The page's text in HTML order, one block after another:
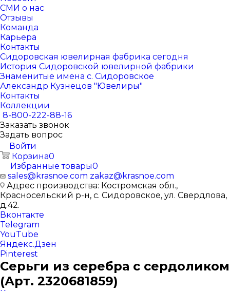
СМИ о нас
Отзывы
Команда
Карьера
Контакты
Сидоровская ювелирная фабрика сегодня
История Сидоровской ювелирной фабрики
Знаменитые имена с. Сидоровское
Александр Кузнецов "Ювелиры"
Контакты
Коллекции
8-800-222-88-16
Заказать звонок
Задать вопрос
Войти
Корзина0
Избранные товары0
sales@krasnoe.com zakaz@krasnoe.com
Адрес производства: Костромская обл.,
Красносельский р-н, с. Сидоровское, ул. Свердлова,
д.42.
Вконтакте
Telegram
YouTube
Яндекс.Дзен
Pinterest
Серьги из серебра с сердоликом
(Арт. 2320681859)